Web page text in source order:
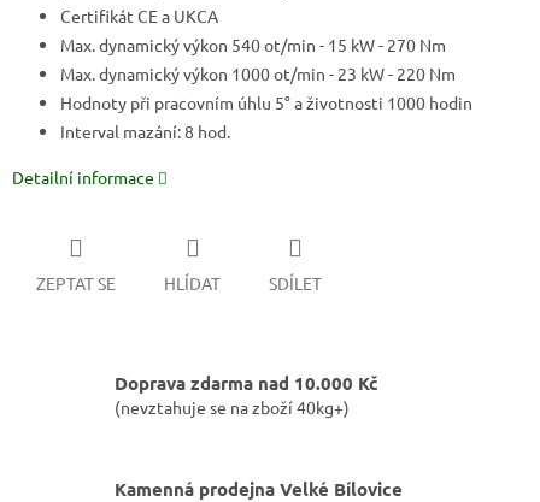
Certifikát CE a UKCA
Max. dynamický výkon 540 ot/min - 15 kW - 270 Nm
Max. dynamický výkon 1000 ot/min - 23 kW - 220 Nm
Hodnoty při pracovním úhlu 5° a životnosti 1000 hodin
Interval mazání: 8 hod.
Detailní informace
ZEPTAT SE HLÍDAT SDÍLET
Doprava zdarma nad 10.000 Kč
(nevztahuje se na zboží 40kg+)
Kamenná prodejna Velké Bílovice